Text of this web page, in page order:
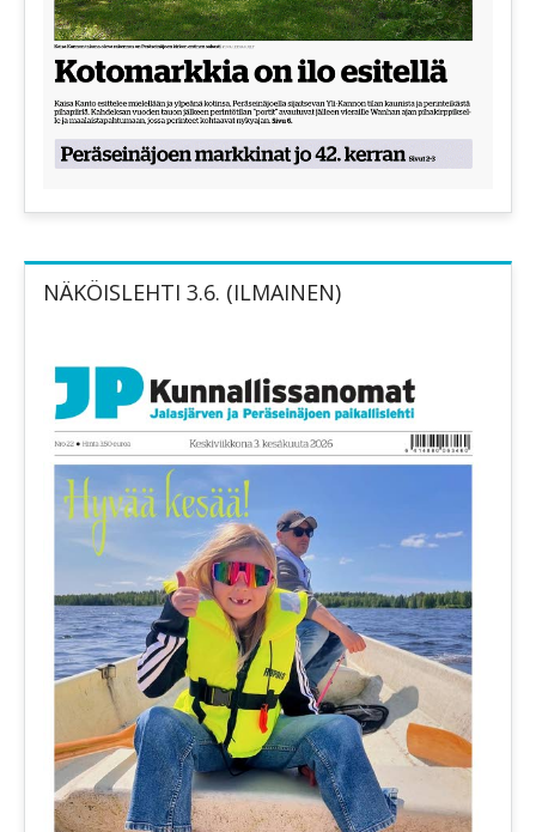
NÄKÖISLEHTI 3.6. (ILMAINEN)